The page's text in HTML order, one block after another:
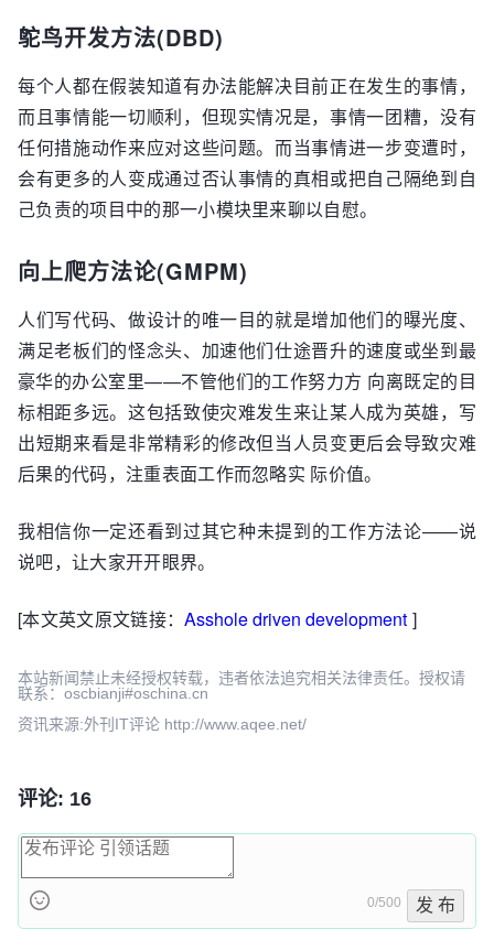
鸵鸟开发方法(DBD)
每个人都在假装知道有办法能解决目前正在发生的事情，
而且事情能一切顺利，但现实情况是，事情一团糟，没有
任何措施动作来应对这些问题。而当事情进一步变遭时，
会有更多的人变成通过否认事情的真相或把自己隔绝到自
己负责的项目中的那一小模块里来聊以自慰。
向上爬方法论(GMPM)
人们写代码、做设计的唯一目的就是增加他们的曝光度、
满足老板们的怪念头、加速他们仕途晋升的速度或坐到最
豪华的办公室里——不管他们的工作努力方 向离既定的目
标相距多远。这包括致使灾难发生来让某人成为英雄，写
出短期来看是非常精彩的修改但当人员变更后会导致灾难
后果的代码，注重表面工作而忽略实 际价值。
我相信你一定还看到过其它种未提到的工作方法论——说
说吧，让大家开开眼界。
[本文英文原文链接：Asshole driven development ]
本站新闻禁止未经授权转载，违者依法追究相关法律责任。授权请
联系：oscbianji#oschina.cn
资讯来源:外刊IT评论 http://www.aqee.net/
评论: 16
0/500 发 布